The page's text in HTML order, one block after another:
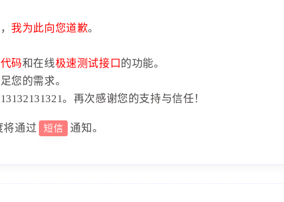
我为此向您道歉。
码和在线极速测试接口 的功能。
您的需求。
。再次感谢您的支持与信任！
将通过 短信 通知。